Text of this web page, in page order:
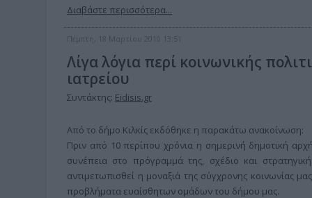
Διαβάστε περισσότερα...
Πέμπτη, 18 Μαρτίου 2010 13:51
Λίγα λόγια περί κοινωνικής
ιατρείου
Συντάκτης: Eidisis.gr
Από το δήμο Κιλκίς εκδόθηκε η παρακάτω ανακοίνωση:
Πριν από 10 περίπου χρόνια η σημερινή δημοτική
συνέπεια στο πρόγραμμά της, σχέδιο και
αντιμετωπισθεί η μοναξιά της σύγχρονης κοινωνίας
προβλήματα ευαίσθητων ομάδων του δήμου μας.